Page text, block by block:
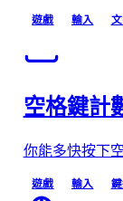
遊戲 輸入
空格鍵計
你能多快按下
遊戲 輸入